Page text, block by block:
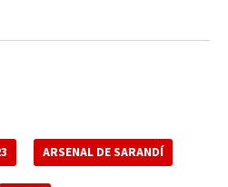
ARSENAL DE SARANDÍ